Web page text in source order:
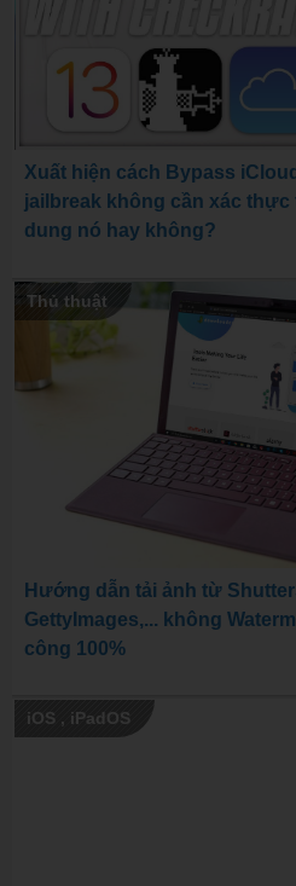
Xuất hiện cách Bypass
jailbreak không cần xác
dung nó hay không?
Thủ thuật
Hướng dẫn tải ảnh từ
GettyImages,... không
công 100%
iOS , iPadOS